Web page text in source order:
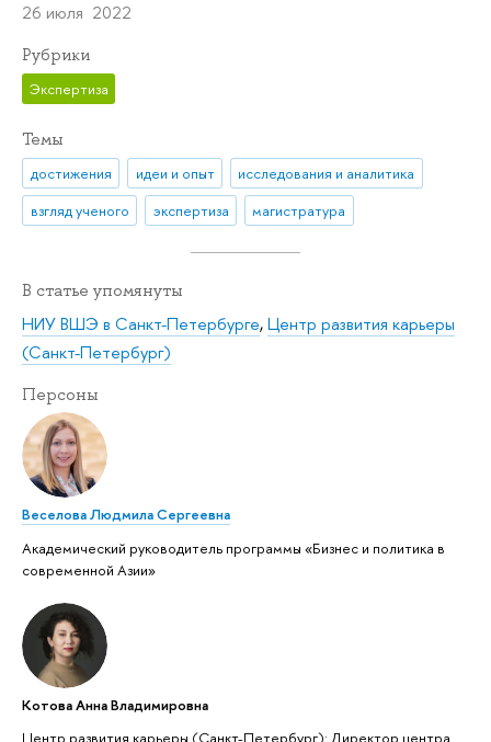
26 июля 2022
Рубрики
Экспертиза
Темы
достижения идеи и опыт
исследования и аналитика
взгляд ученого
экспертиза магистратура
В статье упомянуты
НИУ ВШЭ в Санкт-Петербурге,Центр развития карьеры
(Санкт-Петербург)
Персоны
Веселова Людмила Сергеевна
Академический руководитель программы «Бизнес и политика в
современной Азии»
Котова Анна Владимировна